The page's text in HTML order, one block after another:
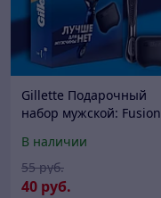
Gillette Подарочный
набор мужской: Fusion
1 кассетой + Чехол /
футляр
В наличии
40 руб.
55 руб.